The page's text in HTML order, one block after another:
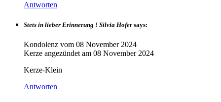
Antworten
Stets in lieber Erinnerung ! Silvia Hofer says:
Kondolenz vom 08 November 2024
Kerze angezündet am 08 November 2024
Kerze-Klein
Antworten